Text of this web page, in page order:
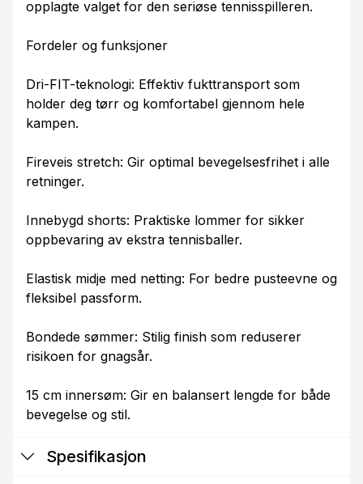
opplagte valget for den seriøse tennisspilleren.
Fordeler og funksjoner
Dri-FIT-teknologi: Effektiv fukttransport som
holder deg tørr og komfortabel gjennom hele
kampen.
Fireveis stretch: Gir optimal bevegelsesfrihet i alle
retninger.
Innebygd shorts: Praktiske lommer for sikker
oppbevaring av ekstra tennisballer.
Elastisk midje med netting: For bedre pusteevne og
fleksibel passform.
Bondede sømmer: Stilig finish som reduserer
risikoen for gnagsår.
15 cm innersøm: Gir en balansert lengde for både
bevegelse og stil.
Spesifikasjon